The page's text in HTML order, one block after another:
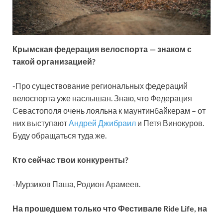
Крымская федерация велоспорта — знаком с
такой организацией?
-Про существование региональных федераций
велоспорта уже наслышан. Знаю, что Федерация
Севастополя очень лояльна к маунтинбайкерам – от
них выступаютАндрей Джибраил и Петя Винокуров.
Буду обращаться туда же.
Кто сейчас твои конкуренты?
-Мурзиков Паша, Родион Арамеев.
На прошедшем только что Фестивале Ride Life, на